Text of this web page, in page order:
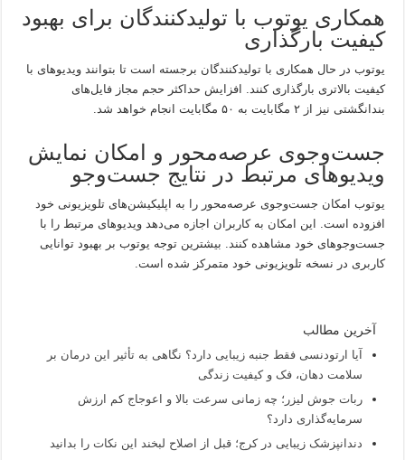
همکاری یوتوب با تولیدکنندگان برای بهبود
کیفیت بارگذاری
یوتوب در حال همکاری با تولیدکنندگان برجسته است تا بتوانند ویدیوهای با
کیفیت بالاتری بارگذاری کنند. افزایش حداکثر حجم مجاز فایل‌های
بندانگشتی نیز از ۲ مگابایت به ۵۰ مگابایت انجام خواهد شد.
جست‌وجوی عرصه‌محور و امکان نمایش
ویدیوهای مرتبط در نتایج جست‌وجو
یوتوب امکان جست‌وجوی عرصه‌محور را به اپلیکیشن‌های تلویزیونی خود
افزوده است. این امکان به کاربران اجازه می‌دهد ویدیوهای مرتبط را با
جست‌وجوهای خود مشاهده کنند. بیشترین توجه یوتوب بر بهبود توانایی
کاربری در نسخه تلویزیونی خود متمرکز شده است.
آخرین مطالب
آیا ارتودنسی فقط جنبه زیبایی دارد؟ نگاهی به تأثیر این درمان بر
سلامت دهان، فک و کیفیت زندگی
ربات جوش لیزر؛ چه زمانی سرعت بالا و اعوجاج کم ارزش
سرمایه‌گذاری دارد؟
دندانپزشک زیبایی در کرج؛ قبل از اصلاح لبخند این نکات را بدانید